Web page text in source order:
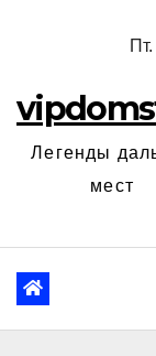
Легенды
мест